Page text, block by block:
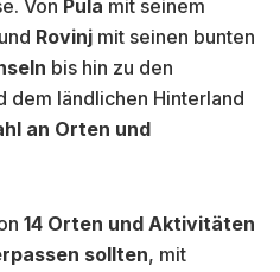
Von Pula mit seinem
Rovinj mit seinen bunten
bis hin zu den
dem ländlichen Hinterland
an Orten und
14 Orten und Aktivitäten
sollten, mit